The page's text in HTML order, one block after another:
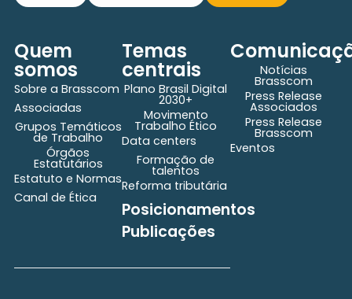
Quem
somos
Sobre a Brasscom
Associadas
Grupos Temáticos
de Trabalho
Órgãos
Estatutários
Estatuto e Normas
Canal de Ética
Temas
centrais
Plano Brasil Digital
2030+
Movimento
Trabalho Ético
Data centers
Formação de
talentos
Reforma tributária
Posicionamentos
Publicações
Notícias
Brasscom
Press Release
Associados
Press Release
Brasscom
Eventos